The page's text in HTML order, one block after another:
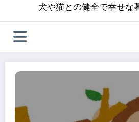
犬や猫との健全で幸せな